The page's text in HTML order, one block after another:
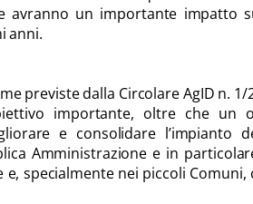
avranno un importante impatto
anni.
previste dalla Circolare AgID n. 1/
importante, oltre che un
e consolidare l’impianto
Amministrazione e in
specialmente nei piccoli Comuni,